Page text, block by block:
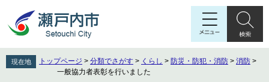
先
頭
を
飛
現在地 トップページ > 分類でさがす > くらし > 防災・防犯・消防 > 消防 >
一般協力者表彰を行いました